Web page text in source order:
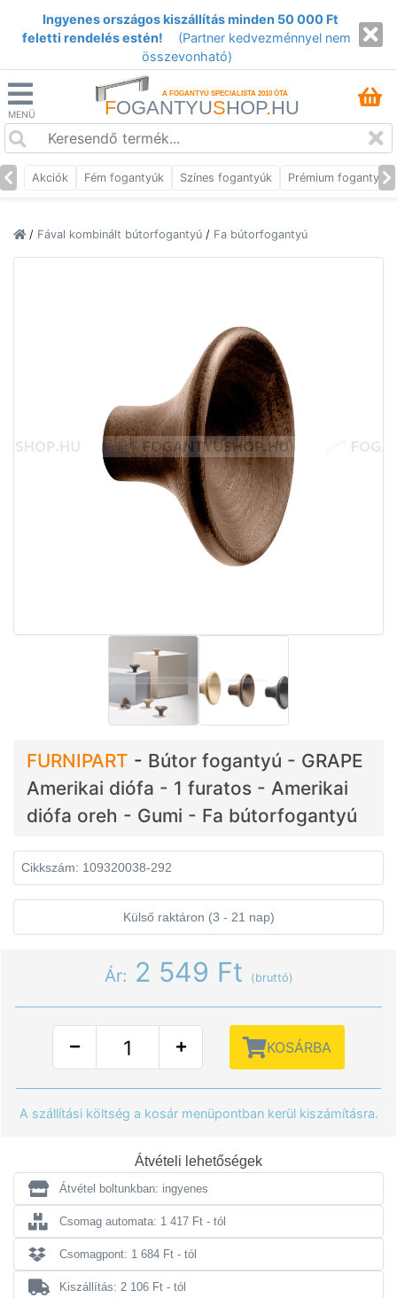
Ingyenes országos kiszállítás minden 50 000 Ft
feletti rendelés estén!
(Partner kedvezménnyel nem
összevonható)
MENÜ
A FOGANTYÚ SPECIALISTA 2010 ÓTA
FOGANTYUSHOP.HU
Akciók Fém fogantyúk Színes fogantyúk Prémium fogantyúk
/ Fával kombinált bútorfogantyú / Fa bútorfogantyú
FURNIPART - Bútor fogantyú - GRAPE
Amerikai diófa - 1 furatos - Amerikai
diófa oreh - Gumi - Fa bútorfogantyú
Cikkszám: 109320038-292
Külső raktáron (3 - 21 nap)
Ár: 2 549 Ft (bruttó)
KOSÁRBA
A szállítási költség a kosár menüpontban kerül kiszámításra.
Átvételi lehetőségek
Átvétel boltunkban: ingyenes
Csomag automata: 1 417 Ft - tól
Csomagpont: 1 684 Ft - tól
Kiszállítás: 2 106 Ft - tól